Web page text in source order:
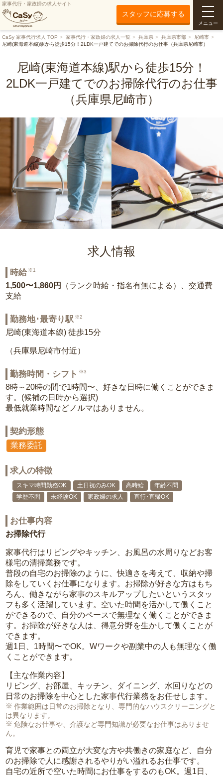
家事代行・家政婦の求人サイト
スタッフに応募する
メニュー
CaSy 家事代行求人 TOP 家事代行・家政婦の求人一覧 兵庫県 兵庫県市部
尼崎市
尼崎(東海道本線)駅から徒歩15分！2LDK一戸建てでのお掃除代行のお仕事（兵庫県尼崎市）
尼崎(東海道本線)駅から徒歩15分！
2LDK一戸建てでのお掃除代行のお仕事
（兵庫県尼崎市）
求人情報
時給 ※1
1,500〜1,860円
（ランク時給・指名有無による）、交通費
支給
勤務地･最寄り駅 ※2
尼崎(東海道本線) 徒歩15分
（兵庫県尼崎市付近）
勤務時間・シフト ※3
8時～20時の間で1時間〜、好きな日時に働くことができま
す。(候補の日時から選択)
最低就業時間などノルマはありません。
契約形態
業務委託
求人の特徴
スキマ時間勤務OK 土日祝のみOK 高時給
年齢不問
学歴不問
未経験OK 家政婦の求人 直行･直帰OK
お仕事内容
お掃除代行
家事代行はリビングやキッチン、お風呂の水周りなどお客
様宅の清掃業務です。
普段の自宅のお掃除のように、快適さを考えて、収納や掃
除をしていくお仕事になります。お掃除が好きな方はもち
ろん、働きながら家事のスキルアップしたいというスタッ
フも多く活躍しています。空いた時間を活かして働くこと
ができるので、自分のペースで無理なく働くことができま
す。お掃除が好きな人は、得意分野を生かして働くことが
できます。
週1日、1時間〜でOK。Wワークや副業中の人も無理なく働
くことができます。
【主な作業内容】
リビング、お部屋、キッチン、ダイニング、水回りなどの
日常のお掃除を中心とした家事代行業務をお任せします。
作業範囲は日常のお掃除となり、専門的なハウスクリーニングと
は異なります。
危険なお仕事や、介護など専門知識が必要なお仕事はありませ
ん。
育児で家事との両立が大変な方や共働きの家庭など、自分
のお掃除で人に感謝されるやりがい溢れるお仕事です。
自宅の近所で空いた時間にお仕事をするのもOK。週1日、